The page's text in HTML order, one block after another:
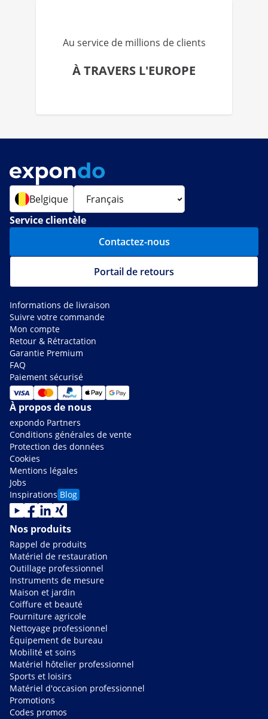
Au service de millions de clients
À TRAVERS L'EUROPE
Belgique
Service clientèle
Contactez-nous
Portail de retours
Informations de livraison
Suivre votre commande
Mon compte
Retour & Rétractation
Garantie Premium
FAQ
Paiement sécurisé
À propos de nous
expondo Partners
Conditions générales de vente
Protection des données
Cookies
Mentions légales
Jobs
Inspirations Blog
Nos produits
Rappel de produits
Matériel de restauration
Outillage professionnel
Instruments de mesure
Maison et jardin
Coiffure et beauté
Fourniture agricole
Nettoyage professionnel
Équipement de bureau
Mobilité et soins
Matériel hôtelier professionnel
Sports et loisirs
Matériel d'occasion professionnel
Promotions
Codes promos